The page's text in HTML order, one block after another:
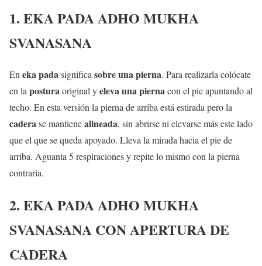
1. EKA PADA ADHO MUKHA
SVANASANA
Eneka padasignificasobre una pierna. Para realizarla colócate
en laposturaoriginal yeleva una piernacon el pie apuntando al
techo. En esta versión la pierna de arriba está estirada pero la
caderase mantienealineada, sin abrirse ni elevarse más este lado
que el que se queda apoyado. Lleva la mirada hacia el pie de
arriba. Aguanta 5 respiraciones y repite lo mismo con la pierna
contraria.
2. EKA PADA ADHO MUKHA
SVANASANA CON APERTURA DE
CADERA